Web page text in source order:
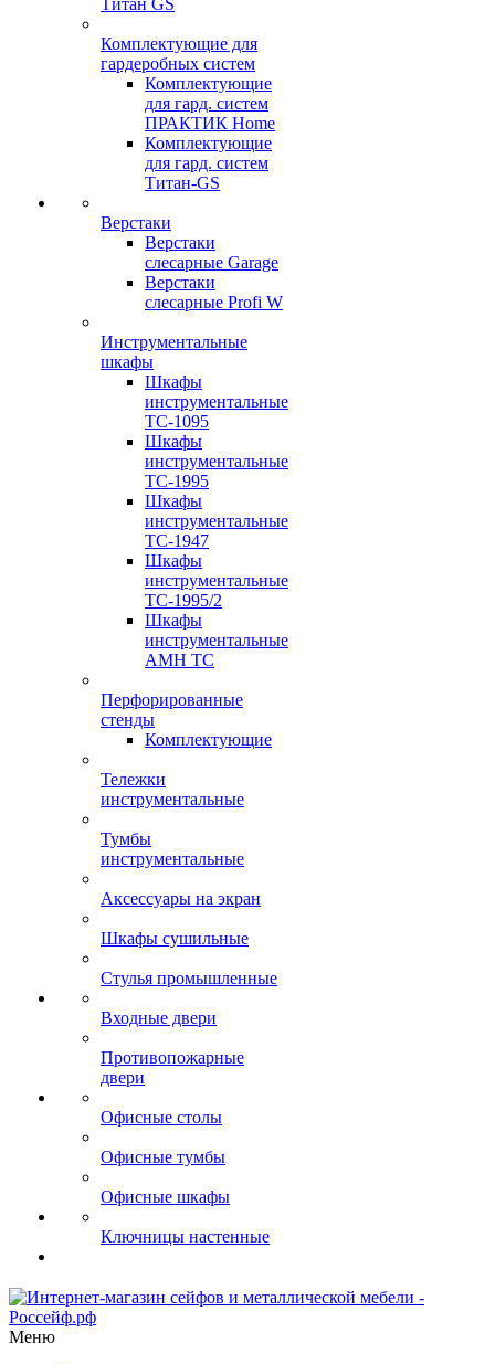
Титан GS
Комплектующие для
гардеробных систем
Комплектующие
для гард. систем
ПРАКТИК Home
Комплектующие
для гард. систем
Титан-GS
Верстаки
Верстаки
слесарные Garage
Верстаки
слесарные Profi W
Инструментальные
шкафы
Шкафы
инструментальные
TC-1095
Шкафы
инструментальные
TC-1995
Шкафы
инструментальные
TC-1947
Шкафы
инструментальные
TC-1995/2
Шкафы
инструментальные
AMH TC
Перфорированные
стенды
Комплектующие
Тележки
инструментальные
Тумбы
инструментальные
Аксессуары на экран
Шкафы сушильные
Стулья промышленные
Входные двери
Противопожарные
двери
Офисные столы
Офисные тумбы
Офисные шкафы
Ключницы настенные
Меню